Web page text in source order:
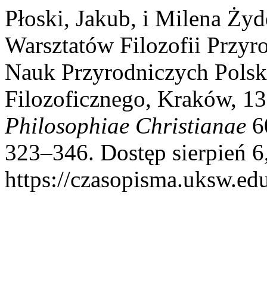
Płoski, Jakub, i Milena
Warsztatów Filozofii
Nauk Przyrodniczych
Filozoficznego, Kraków,
Philosophiae Christianae
323–346. Dostęp sierpień
https://